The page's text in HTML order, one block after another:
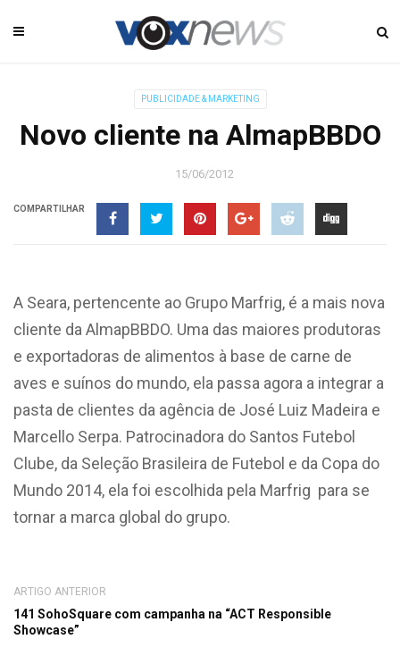
PUBLICIDADE & MARKETING
Novo cliente na AlmapBBDO
15/06/2012
COMPARTILHAR
A Seara, pertencente ao Grupo Marfrig, é a mais nova
cliente da AlmapBBDO. Uma das maiores produtoras
e exportadoras de alimentos à base de carne de
aves e suínos do mundo, ela passa agora a integrar a
pasta de clientes da agência de José Luiz Madeira e
Marcello Serpa. Patrocinadora do Santos Futebol
Clube, da Seleção Brasileira de Futebol e da Copa do
Mundo 2014, ela foi escolhida pela Marfrig para se
tornar a marca global do grupo.
ARTIGO ANTERIOR
141 SohoSquare com campanha na “ACT Responsible
Showcase”